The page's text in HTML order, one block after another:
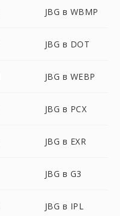
JBG в WBMP
JBG в DOT
JBG в WEBP
JBG в PCX
JBG в EXR
JBG в G3
JBG в IPL